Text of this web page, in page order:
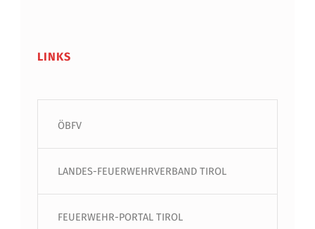
LINKS
ÖBFV
LANDES-FEUERWEHRVERBAND TIROL
FEUERWEHR-PORTAL TIROL